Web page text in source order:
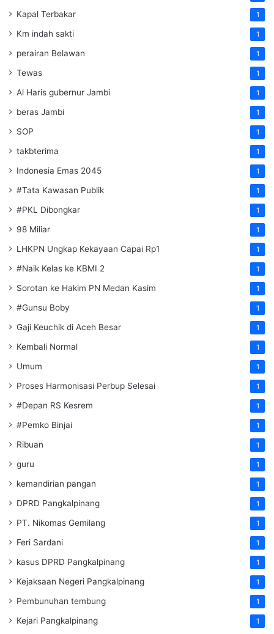
Kapal Terbakar 1
Km indah sakti 1
perairan Belawan 1
Tewas 1
Al Haris gubernur Jambi 1
beras Jambi 1
SOP 1
takbterima 1
Indonesia Emas 2045 1
#Tata Kawasan Publik 1
#PKL Dibongkar 1
98 Miliar 1
LHKPN Ungkap Kekayaan Capai Rp1 1
#Naik Kelas ke KBMI 2 1
Sorotan ke Hakim PN Medan Kasim 1
#Gunsu Boby 1
Gaji Keuchik di Aceh Besar 1
Kembali Normal 1
Umum 1
Proses Harmonisasi Perbup Selesai 1
#Depan RS Kesrem 1
#Pemko Binjai 1
Ribuan 1
guru 1
kemandirian pangan 1
DPRD Pangkalpinang 1
PT. Nikomas Gemilang 1
Feri Sardani 1
kasus DPRD Pangkalpinang 1
Kejaksaan Negeri Pangkalpinang 1
Pembunuhan tembung 1
Kejari Pangkalpinang 1